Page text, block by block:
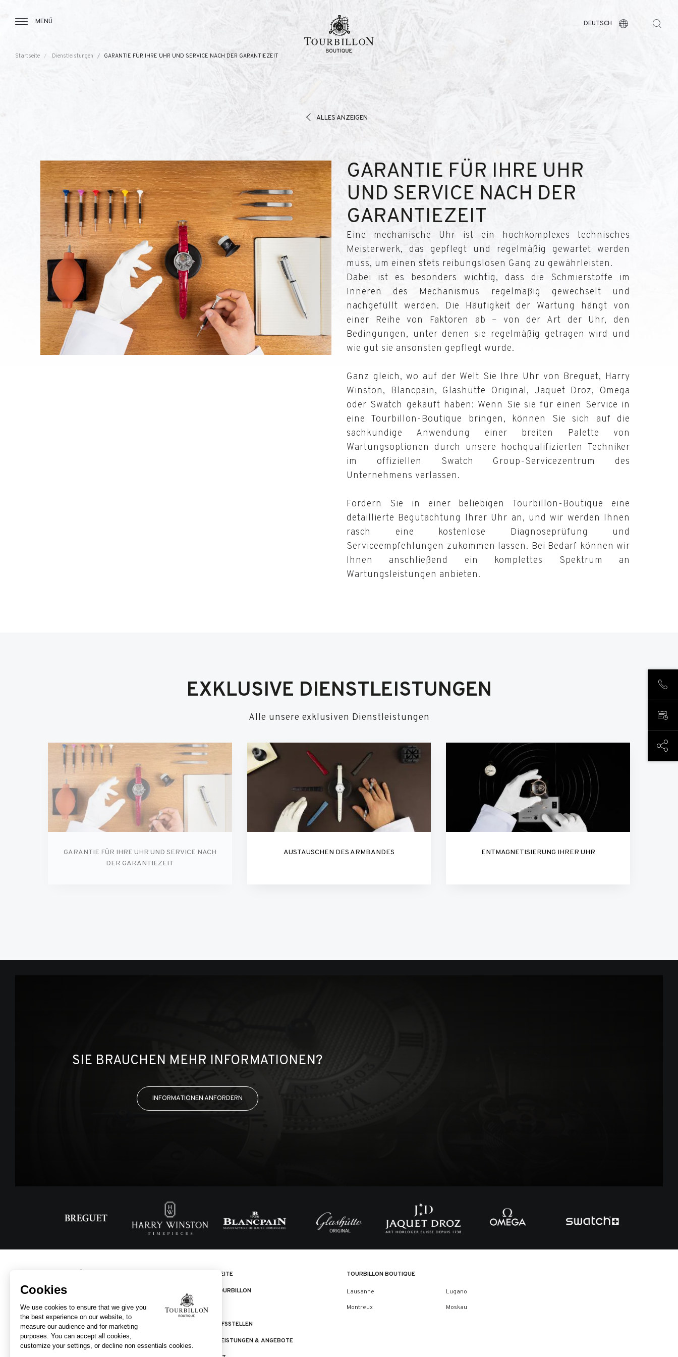
MENÜ DEUTSCH
Startseite Dienstleistungen GARANTIE FÜR IHRE UHR UND SERVICE NACH DER GARANTIEZEIT
ALLES ANZEIGEN
GARANTIE FÜR IHRE UHR
UND SERVICE NACH DER
GARANTIEZEIT
Eine mechanische Uhr ist ein hochkomplexes technisches
Meisterwerk, das gepflegt und regelmäßig gewartet werden
muss, um einen stets reibungslosen Gang zu gewährleisten.
Dabei ist es besonders wichtig, dass die Schmierstoffe im
Inneren des Mechanismus regelmäßig gewechselt und
nachgefüllt werden. Die Häufigkeit der Wartung hängt von
einer Reihe von Faktoren ab – von der Art der Uhr, den
Bedingungen, unter denen sie regelmäßig getragen wird und
wie gut sie ansonsten gepflegt wurde.
Ganz gleich, wo auf der Welt Sie Ihre Uhr von Breguet, Harry
Winston, Blancpain, Glashütte Original, Jaquet Droz, Omega
oder Swatch gekauft haben: Wenn Sie sie für einen Service in
eine Tourbillon-Boutique bringen, können Sie sich auf die
sachkundige Anwendung einer breiten Palette von
Wartungsoptionen durch unsere hochqualifizierten Techniker
im offiziellen Swatch Group-Servicezentrum des
Unternehmens verlassen.
Fordern Sie in einer beliebigen Tourbillon-Boutique eine
detaillierte Begutachtung Ihrer Uhr an, und wir werden Ihnen
rasch eine kostenlose Diagnoseprüfung und
Serviceempfehlungen zukommen lassen. Bei Bedarf können wir
Ihnen anschließend ein komplettes Spektrum an
Wartungsleistungen anbieten.
EXKLUSIVE DIENSTLEISTUNGEN
Alle unsere exklusiven Dienstleistungen
GARANTIE FÜR IHRE UHR UND SERVICE NACH
DER GARANTIEZEIT
AUSTAUSCHEN DES ARMBANDES ENTMAGNETISIERUNG IHRER UHR
SIE BRAUCHEN MEHR INFORMATIONEN?
INFORMATIONEN ANFORDERN
STARTSEITE
ÜBER TOURBILLON
MARKEN
VERKAUFSSTELLEN
DIENSTLEISTUNGEN & ANGEBOTE
TOURBILLON BOUTIQUE
Lausanne
Montreux
Lugano
Moskau